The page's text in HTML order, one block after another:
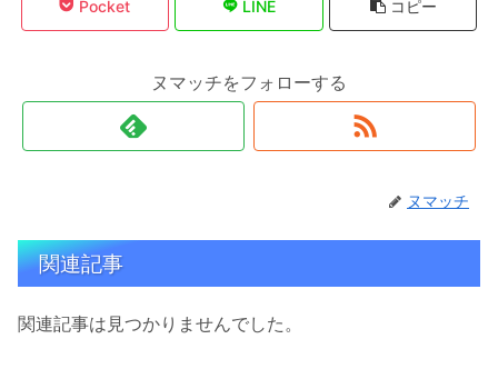
Pocket LINE コピー
ヌマッチをフォローする
ヌマッチ
関連記事
関連記事は見つかりませんでした。